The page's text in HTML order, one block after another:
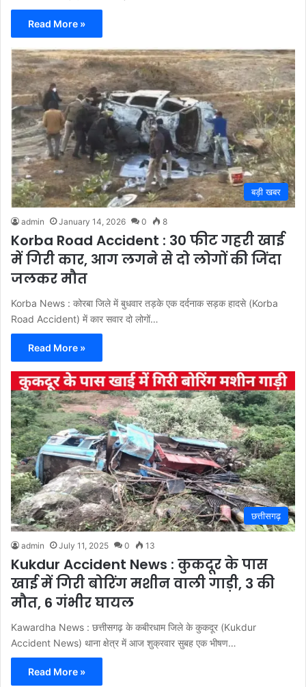
Read More »
बड़ी खबर
admin January 14, 2026 0 8
Korba Road Accident : 30 फीट गहरी खाई
में गिरी कार, आग लगने से दो लोगों की जिंदा
जलकर मौत
Korba News : कोरबा जिले में बुधवार तड़के एक दर्दनाक सड़क हादसे (Korba
Road Accident) में कार सवार दो लोगों…
Read More »
छत्तीसगढ़
admin July 11, 2025 0 13
Kukdur Accident News : कुकदूर के पास
खाई में गिरी बोरिंग मशीन वाली गाड़ी, 3 की
मौत, 6 गंभीर घायल
Kawardha News : छत्तीसगढ़ के कबीरधाम जिले के कुकदूर (Kukdur
Accident News) थाना क्षेत्र में आज शुक्रवार सुबह एक भीषण…
Read More »